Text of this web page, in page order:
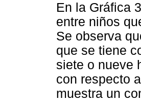
En la Gráfica
entre niños
Se observa
que se tiene
siete o nueve
con respecto
muestra un